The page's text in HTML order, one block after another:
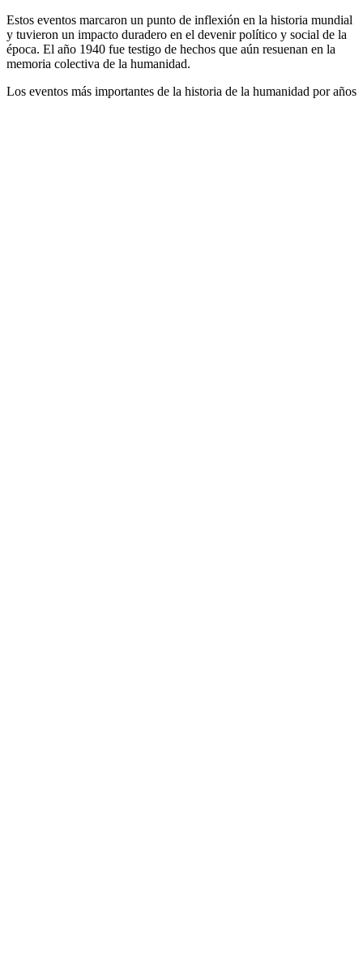
Estos eventos marcaron un punto de inflexión en la historia mundial
y tuvieron un impacto duradero en el devenir político y social de la
época. El año 1940 fue testigo de hechos que aún resuenan en la
memoria colectiva de la humanidad.
Los eventos más importantes de la historia de la humanidad por años